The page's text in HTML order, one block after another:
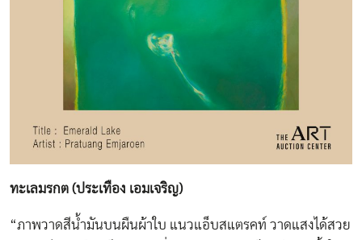
ทะเลมรกต (ประเทือง เอมเจริญ)
“ภาพวาดสีน้ำมันบนผืนผ้าใบ แนวแอ็บสแตรคท์ วาดแสงได้สวย